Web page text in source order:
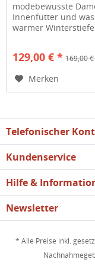
modebewusste
Innenfutter und
warmer
129,00 € * 169,00
Merken
Telefonischer
Kundenservice
Hilfe &
Newsletter
* Alle Preise inkl.